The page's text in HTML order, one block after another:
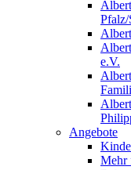
Pfalz/
e.V.
Angebote
Mehr